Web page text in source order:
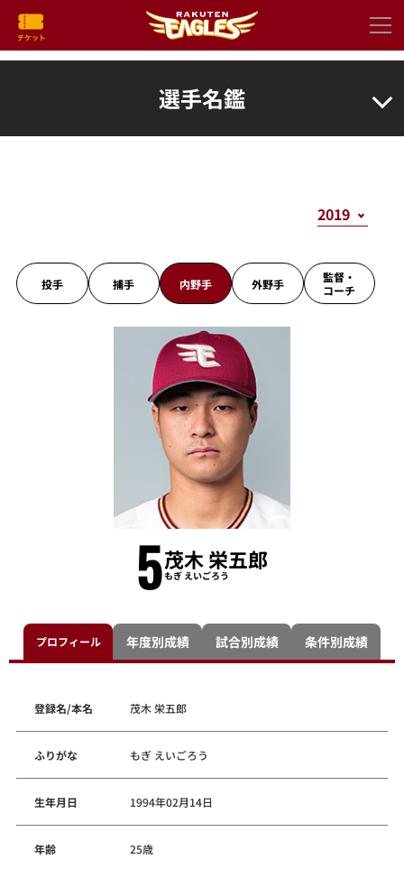
選手名鑑
投手 捕手 内野手 外野手
監督・
コーチ
5茂木 栄五郎
もぎ えいごろう
プロフィール 年度別成績 試合別成績 条件別成績
登録名/本名 茂木 栄五郎
ふりがな もぎ えいごろう
生年月日 1994年02月14日
年齢 25歳